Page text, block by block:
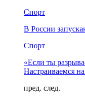
Спорт
В России
Спорт
«Если ты
Настраиваемся
пред. след.